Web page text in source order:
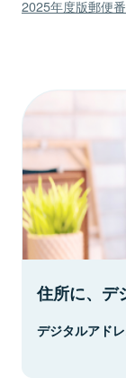
2025年度版郵便
住所に、デ
デジタルアド